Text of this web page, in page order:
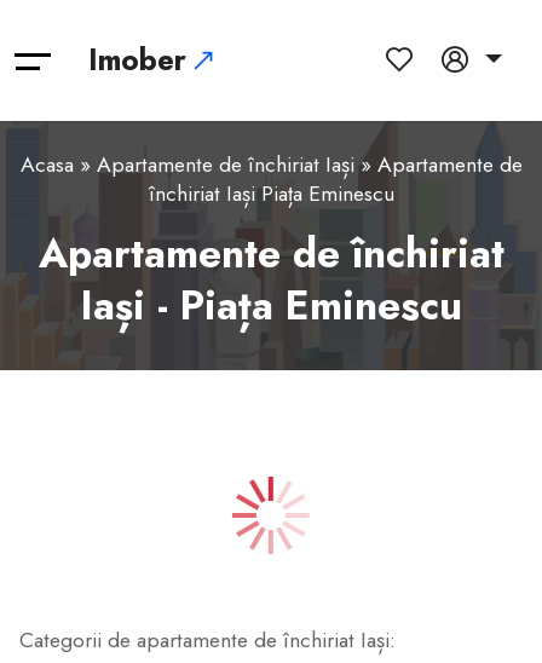
Imober
Acasa » Apartamente de închiriat Iași » Apartamente de
închiriat Iași Piața Eminescu
Apartamente de închiriat
Iași - Piața Eminescu
1 2 3 4 5
Categorii de apartamente de închiriat Iași: